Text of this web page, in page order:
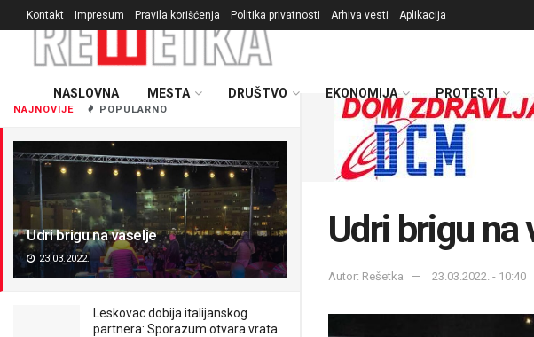
NAJNOVIJE POPULARNO
Udri brigu na vaselje
23.03.2022.
Leskovac dobija italijanskog
partnera: Sporazum otvara vrata
Kontakt Impresum Pravila korišćenja Politika privatnosti Arhiva vesti Aplikacija
NASLOVNA MESTA DRUŠTVO EKONOMIJA PROTESTI
Udri brigu na
Autor: Rešetka 23.03.2022. - 10:40